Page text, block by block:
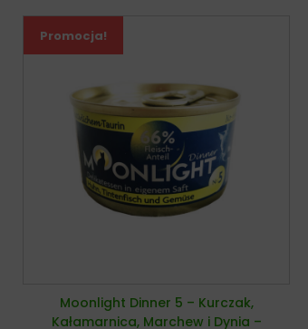
Promocja!
Moonlight Dinner 5 – Kurczak,
Kałamarnica, Marchew i Dynia –